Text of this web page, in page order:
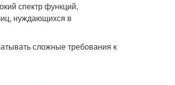
спектр функций,
нуждающихся в
сложные требования к